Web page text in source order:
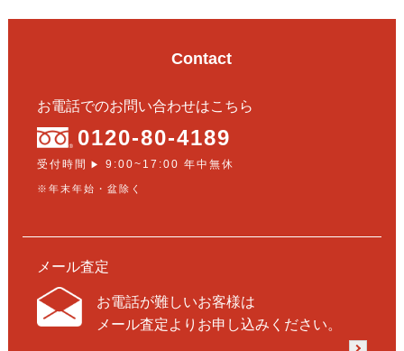
Contact
お電話でのお問い合わせはこちら
0120-80-4189
受付時間 ▶ 9:00~17:00 年中無休
※年末年始・盆除く
メール査定
お電話が難しいお客様は
メール査定よりお申し込みください。